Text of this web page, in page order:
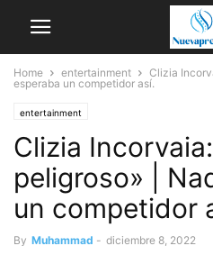
Home entertainment
Clizia
esperaba un competidor así.
entertainment
Clizia
peligroso» |
un competidor
By Muhammad - diciembre 8, 2022